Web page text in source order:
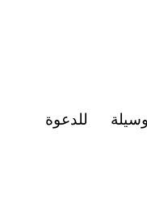
الأربع
للدعوة